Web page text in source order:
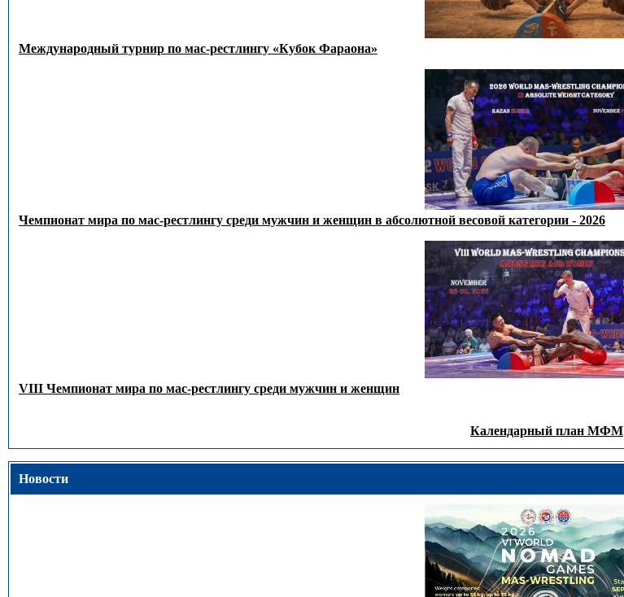
Международный турнир по мас-рестлингу «Кубок Фараона»
Чемпионат мира по мас-рестлингу среди мужчин и женщин в абсолютной весовой категории - 2026
VIII Чемпионат мира по мас-рестлингу среди мужчин и женщин
Календарный план МФМ
Новости